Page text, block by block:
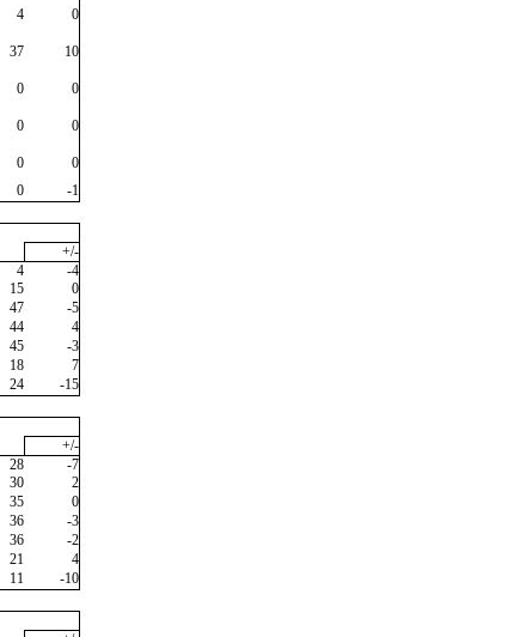
4
0
37
10
0
0
0
0
0
0
0
-1
+/-
4
-4
15
0
47
-5
44
4
45
-3
18
7
24
-15
+/-
28
-7
30
2
35
0
36
-3
36
-2
21
4
11
-10